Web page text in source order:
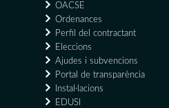
OACSE
Ordenances
Perfil del contractant
Eleccions
Ajudes i subvencions
Portal de transparència
Instal·lacions
EDUSI